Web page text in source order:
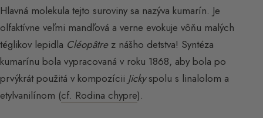
Hlavná molekula tejto suroviny sa nazýva kumarín. Je
olfaktívne veľmi mandľová a verne evokuje vôňu malých
téglikov lepidla Cléopâtrez nášho detstva! Syntéza
kumarínu bola vypracovaná v roku 1868, aby bola po
prvýkrát použitá v kompozícii Jickyspolu s linalolom a
etylvanilínom (cf. Rodina chypre).